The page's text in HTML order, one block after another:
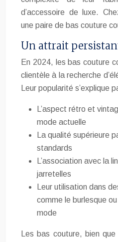
d’accessoire de luxe.
une paire de bas couture
Un attrait
En 2024, les bas couture
clientèle à la recherche
Leur popularité s’explique
L’aspect rétro et
mode actuelle
La qualité supérieure
standards
L’association avec la
jarretelles
Leur utilisation dans
comme le burlesque
mode
Les bas couture, bien